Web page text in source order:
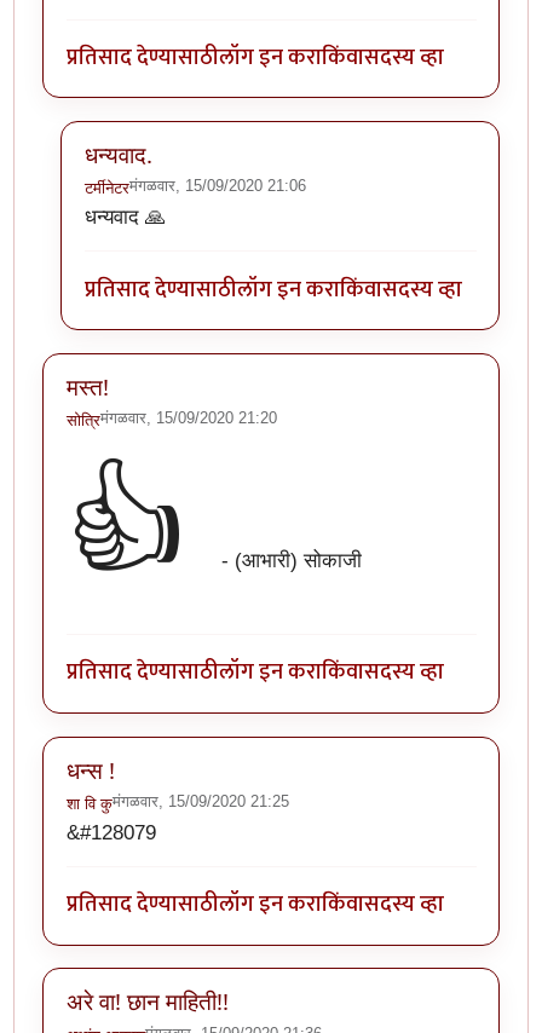
प्रतिसाद देण्यासाठीलॉग इन कराकिंवासदस्य व्हा
धन्यवाद.
टर्मीनेटरमंगळवार, 15/09/2020 21:06
In reply to
धन्यवाद 🙏
प्रतिसाद देण्यासाठीलॉग इन कराकिंवासदस्य व्हा
मस्त!
सोत्रिमंगळवार, 15/09/2020 21:20
👍 - (आभारी) सोकाजी
प्रतिसाद देण्यासाठीलॉग इन कराकिंवासदस्य व्हा
धन्स !
शा वि कुमंगळवार, 15/09/2020 21:25
&#128079
प्रतिसाद देण्यासाठीलॉग इन कराकिंवासदस्य व्हा
अरे वा! छान माहिती!!